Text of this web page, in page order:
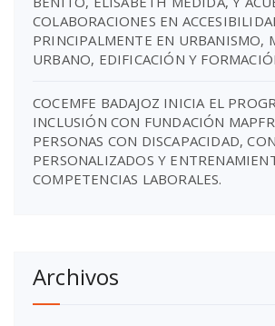
COLABORACIONES EN
PRINCIPALMENTE EN URBANISMO,
URBANO, EDIFICACIÓN Y
COCEMFE BADAJOZ INICIA EL
INCLUSIÓN CON FUNDACIÓN
PERSONAS CON DISCAPACIDAD,
PERSONALIZADOS Y
COMPETENCIAS LABORALES.
Archivos